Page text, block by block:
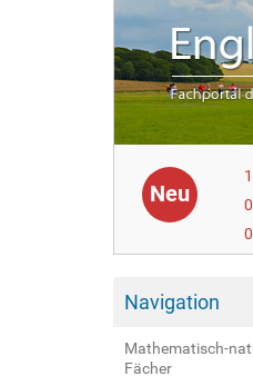
r
e
:
Neu
Navigation
Mathematisch-
Fächer